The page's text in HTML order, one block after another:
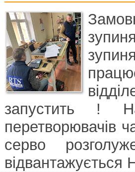
запустить !
перетворювачів
серво